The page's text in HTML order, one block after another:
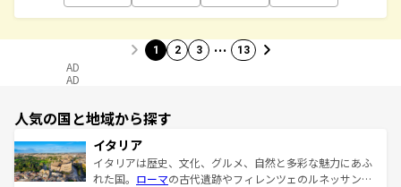
1 2 3 … 13
AD
AD
人気の国と地域から探す
イタリア
イタリアは歴史、文化、グルメ、自然と多彩な魅力にあふ
れた国。 ローマの古代遺跡やフィレンツェのルネッサンス